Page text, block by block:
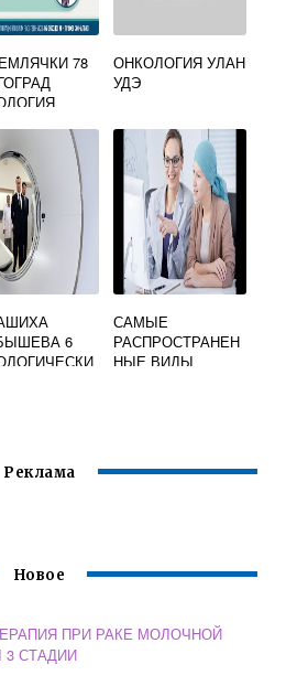
78
ОНКОЛОГИЯ УЛАН
УДЭ
6
САМЫЕ
РАСПРОСТРАНЕН
НЫЕ ВИДЫ
Реклама
Новое
ПРИ РАКЕ МОЛОЧНОЙ
СТАДИИ